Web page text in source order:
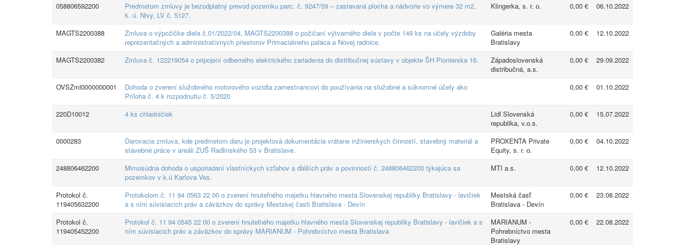
058806592200
Predmetom zmluvy je bezodplatný prevod pozemku parc. č. 9247/59 – zastavaná plocha a nádvorie vo výmere 32 m2,
k. ú. Nivy, LV č. 5127.
Klingerka, s. r. o. 0,00 € 06.10.2022
MAGTS2200388
Zmluva o výpožičke diela č.01/2022/04, MAGTS2200388 o požičaní výtvarného diela v počte 149 ks na účely výzdoby
reprezentačných a administratívnych priestorov Primaciálneho paláca a Novej radnice.
Galéria mesta
Bratislavy
0,00 € 12.10.2022
MAGTS2200382 Zmluva č. 122219054 o pripojení odberného elektrického zariadenia do distribučnej sústavy v objekte ŠH Pionierska 16.
Západoslovenská
distribučná, a.s.
0,00 € 29.09.2022
OVSZml0000000001
Dohoda o zverení služobného motorového vozidla zamestnancovi do používania na služobné a súkromné účely ako
Príloha č. 4 k rozpodnutiu č. 5/2020
0,00 € 01.10.2022
220D10012 4 ks chladničiek
Lidl Slovenská
republika, v.o.s.
0,00 € 15.07.2022
0000283
Darovacia zmluva, kde predmetom daru je projektová dokumentácia vrátane inžinierskych činností, stavebný materiál a
stavebné práce v areáli ZUŠ Radlinského 53 v Bratislave.
PROXENTA Private
Equity, s. r. o.
0,00 € 04.10.2022
248806462200
Mimosúdna dohoda o usporiadaní vlastníckych vzťahov a ďalších práv a povinností č. 248806462200 týkajúca sa
pozemkov v k.ú Karlova Ves.
MTI a.s. 0,00 € 12.10.2022
Protokol č.
119405632200
Protokolom č. 11 94 0563 22 00 o zverení hnuteľného majetku hlavného mesta Slovenskej republiky Bratislavy - lavičiek
a s ním súvisiacich práv a záväzkov do správy Mestskej časti Bratislava - Devín
Mestská časť
Bratislava - Devín
0,00 € 23.08.2022
Protokol č.
119405452200
Protokol č. 11 94 0545 22 00 o zverení hnuteľného majetku hlavného mesta Slovenskej republiky Bratislavy - lavičiek a s
ním súvisiacich práv a záväzkov do správy MARIANUM - Pohrebníctvo mesta Bratislava
MARIANUM -
Pohrebníctvo mesta
Bratislavy
0,00 € 22.08.2022